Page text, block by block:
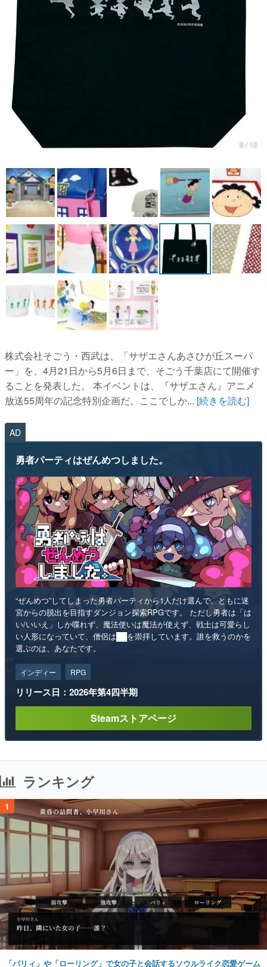
電ファミニコゲーマーとは？
9 / 13
株式会社そごう・西武は、「サザエさんあさひが丘スーパ
ー」を、4月21日から5月6日まで、そごう千葉店にて開催す
ることを発表した。 本イベントは、『サザエさん』アニメ
放送55周年の記念特別企画だ。ここでしか... [続きを読む]
AD
勇者パーティはぜんめつしました。
“ぜんめつ”してしまった勇者パーティから1人だけ選んで、ともに迷
宮からの脱出を目指すダンジョン探索RPGです。 ただし勇者は「は
い/いいえ」しか喋れず、魔法使いは魔法が使えず、戦士は可愛らし
い人形になっていて、僧侶は██を崇拝しています。誰を救うのかを
選ぶのは、あなたです。
インディー RPG
リリース日：2026年第4四半期
Steamストアページ
ランキング
1
「パリィ」や「ローリング」で女の子と会話するソウルライク恋愛ゲーム